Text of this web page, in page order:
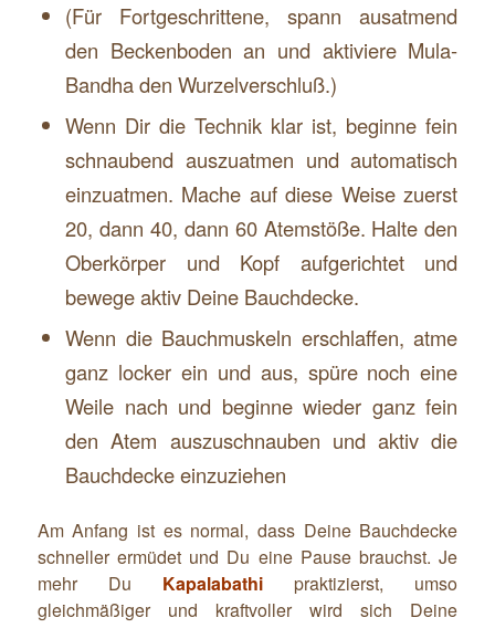
(Für Fortgeschrittene, spann ausatmend
den Beckenboden an und aktiviere Mula-
Bandha den Wurzelverschluß.)
Wenn Dir die Technik klar ist, beginne fein
schnaubend auszuatmen und automatisch
einzuatmen. Mache auf diese Weise zuerst
20, dann 40, dann 60 Atemstöße. Halte den
Oberkörper und Kopf aufgerichtet und
bewege aktiv Deine Bauchdecke.
Wenn die Bauchmuskeln erschlaffen, atme
ganz locker ein und aus, spüre noch eine
Weile nach und beginne wieder ganz fein
den Atem auszuschnauben und aktiv die
Bauchdecke einzuziehen
Am Anfang ist es normal, dass Deine Bauchdecke
schneller ermüdet und Du eine Pause brauchst. Je
mehr Du Kapalabathi praktizierst, umso
gleichmäßiger und kraftvoller wird sich Deine